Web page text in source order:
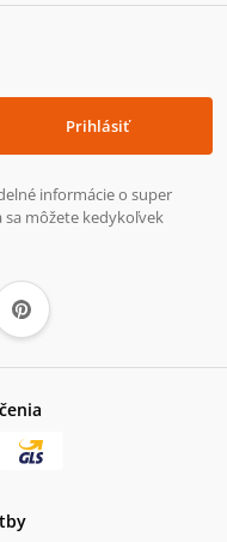
Prihlásiť
informácie o super
sa môžete kedykoľvek